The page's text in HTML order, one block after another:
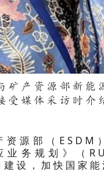
矿产资源部新
媒体采访时介
资源部（
务规划》（
建设，加快国家